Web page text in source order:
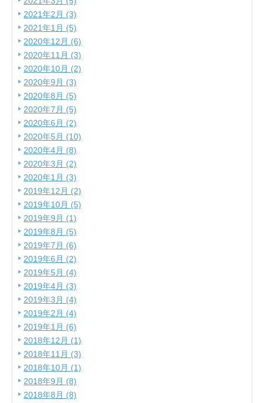
2021年2月 (3)
2021年1月 (5)
2020年12月 (6)
2020年11月 (3)
2020年10月 (2)
2020年9月 (3)
2020年8月 (5)
2020年7月 (5)
2020年6月 (2)
2020年5月 (10)
2020年4月 (8)
2020年3月 (2)
2020年1月 (3)
2019年12月 (2)
2019年10月 (5)
2019年9月 (1)
2019年8月 (5)
2019年7月 (6)
2019年6月 (2)
2019年5月 (4)
2019年4月 (3)
2019年3月 (4)
2019年2月 (4)
2019年1月 (6)
2018年12月 (1)
2018年11月 (3)
2018年10月 (1)
2018年9月 (8)
2018年8月 (8)